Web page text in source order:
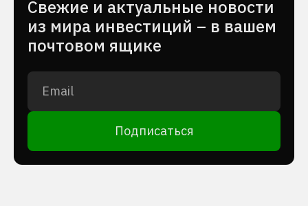
Cвежие и актуальные новости
из мира инвестиций – в вашем
почтовом ящике
Подписаться